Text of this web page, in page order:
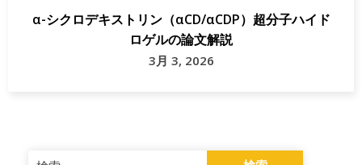
α-シクロデキストリン（αCD/αCDP）超分子ハイド
ロゲルの論文解説
3月 3, 2026
検